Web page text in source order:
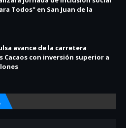
Todos" en San Juan de la
avance de la carretera
Cacaos con inversión superior a